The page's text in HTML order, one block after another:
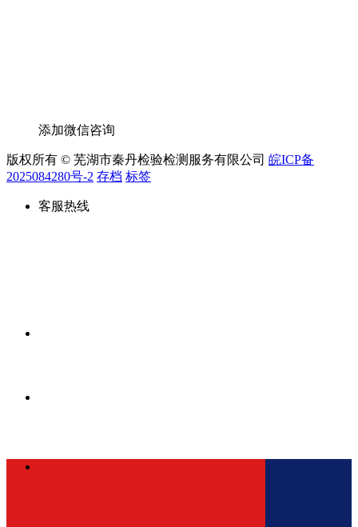
添加微信咨询
版权所有 © 芜湖市秦丹检验检测服务有限公司 皖ICP备
2025084280号-2 存档 标签
客服热线